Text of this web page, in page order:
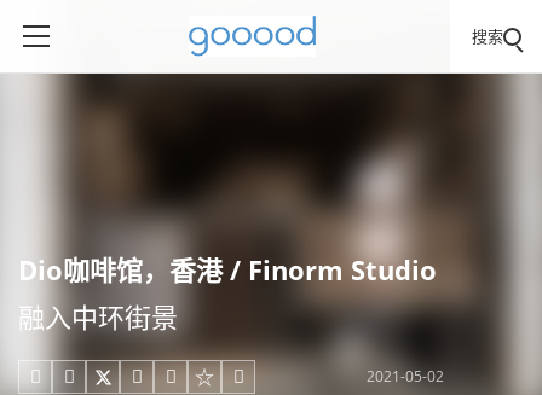
搜索
Dio咖啡馆，香港 / Finorm Studio
融入中环街景
     2021-05-02